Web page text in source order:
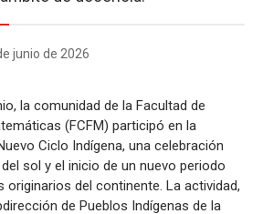
junio de 2026
la comunidad de la Facultad de
(FCFM) participó en la
Ciclo Indígena, una celebración
sol y el inicio de un nuevo periodo
originarios del continente. La actividad,
de Pueblos Indígenas de la